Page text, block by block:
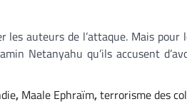
auteurs de l’attaque. Mais
Netanyahu qu’ils accusent
, Maale Ephraïm,terrorisme des